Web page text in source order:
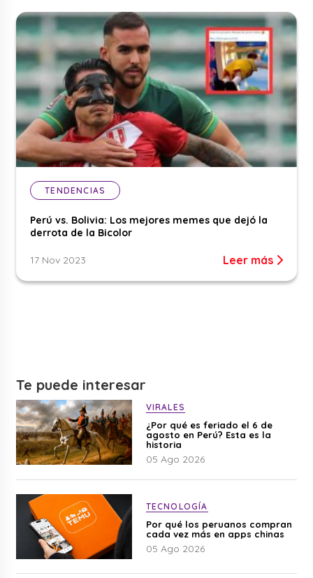
TENDENCIAS
Perú vs. Bolivia: Los mejores memes que dejó la
derrota de la Bicolor
17 Nov 2023 Leer más
Te puede interesar
VIRALES
¿Por qué es feriado el 6 de
agosto en Perú? Esta es la
historia
05 Ago 2026
TECNOLOGÍA
Por qué los peruanos compran
cada vez más en apps chinas
05 Ago 2026